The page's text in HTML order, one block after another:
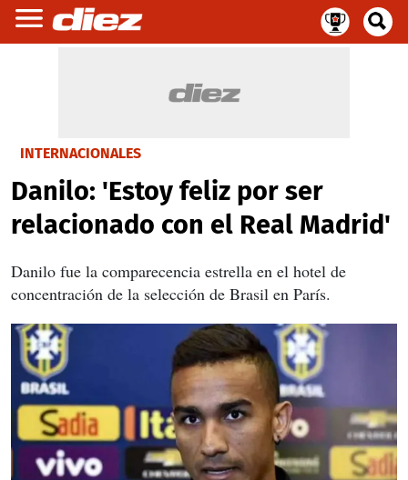
INTERNACIONALES
Danilo: 'Estoy feliz por ser
relacionado con el Real Madrid'
Danilo fue la comparecencia estrella en el hotel de
concentración de la selección de Brasil en París.